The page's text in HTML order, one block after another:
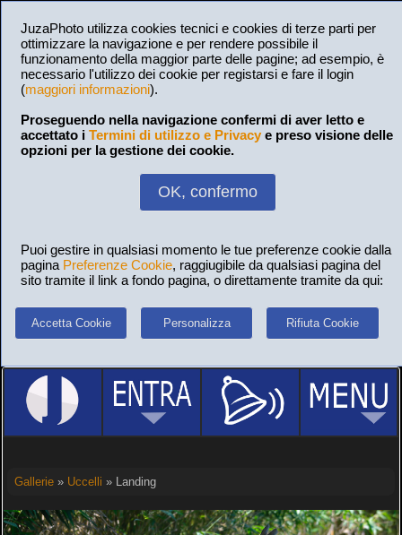
JuzaPhoto utilizza cookies tecnici e cookies di terze parti per
ottimizzare la navigazione e per rendere possibile il
funzionamento della maggior parte delle pagine; ad esempio, è
necessario l'utilizzo dei cookie per registarsi e fare il login
(maggiori informazioni).
Proseguendo nella navigazione confermi di aver letto e
accettato i Termini di utilizzo e Privacy e preso visione delle
opzioni per la gestione dei cookie.
OK, confermo
Puoi gestire in qualsiasi momento le tue preferenze cookie dalla
pagina Preferenze Cookie, raggiugibile da qualsiasi pagina del
sito tramite il link a fondo pagina, o direttamente tramite da qui:
Accetta Cookie Personalizza Rifiuta Cookie
Gallerie» Uccelli » Landing